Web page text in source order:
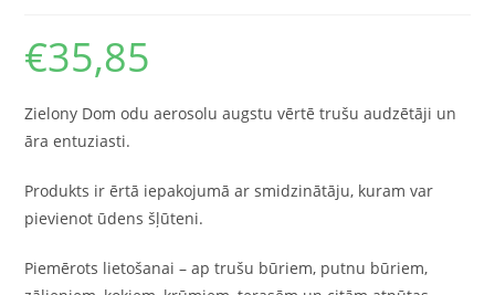
€35,85
Zielony Dom odu aerosolu augstu vērtē trušu audzētāji un
āra entuziasti.
Produkts ir ērtā iepakojumā ar smidzinātāju, kuram var
pievienot ūdens šļūteni.
Piemērots lietošanai – ap trušu būriem, putnu būriem,